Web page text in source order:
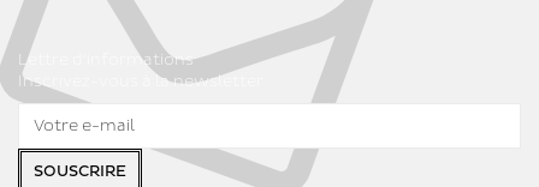
Lettre d'informations
Inscrivez-vous à la newsletter
SOUSCRIRE